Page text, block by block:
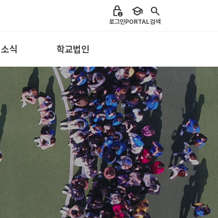
lock_person
로그인
school
PORTAL
search
검색
식 학교법인